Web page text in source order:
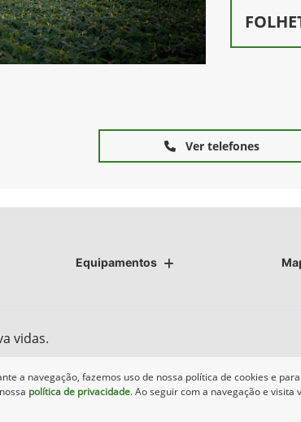
Ver telefones
Equipamentos
vidas.
a navegação, fazemos uso de nossa política de cookies e
política de privacidade. Ao seguir com a navegação e visita